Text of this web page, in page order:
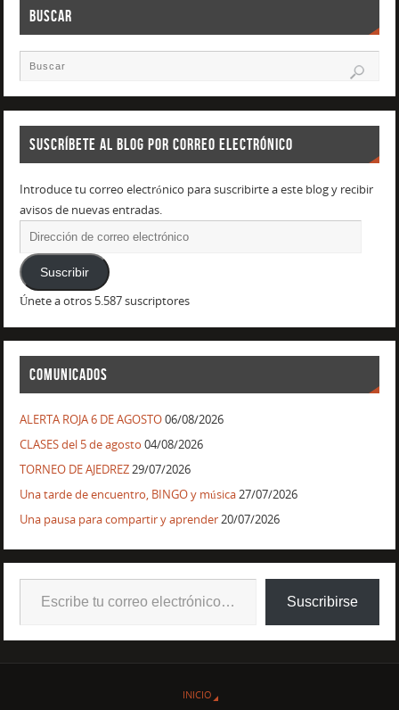
BUSCAR
SUSCRÍBETE AL BLOG POR CORREO ELECTRÓNICO
Introduce tu correo electrónico para suscribirte a este blog y recibir
avisos de nuevas entradas.
Suscribir
Únete a otros 5.587 suscriptores
COMUNICADOS
ALERTA ROJA 6 DE AGOSTO06/08/2026
CLASES del 5 de agosto 04/08/2026
TORNEO DE AJEDREZ29/07/2026
Una tarde de encuentro, BINGO y música27/07/2026
Una pausa para compartir y aprender20/07/2026
Suscribirse
INICIO